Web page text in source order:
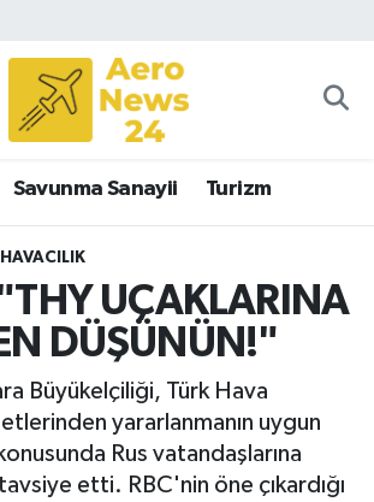
Savunma Sanayii Turizm
UÇAKLARINA
DÜŞÜNÜN!"
Büyükelçiliği, Türk Hava
yararlanmanın uygun
Rus vatandaşlarına
etti. RBC'nin öne çıkardığı